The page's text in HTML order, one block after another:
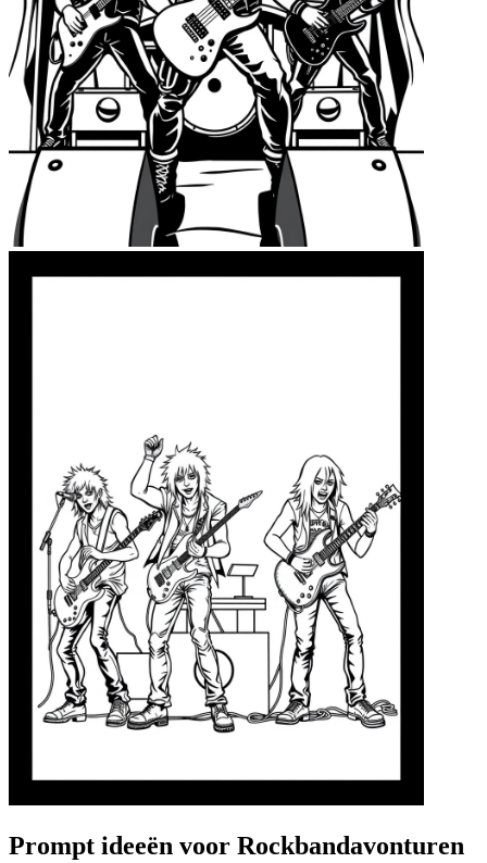
Prompt ideeën voor Rockbandavonturen